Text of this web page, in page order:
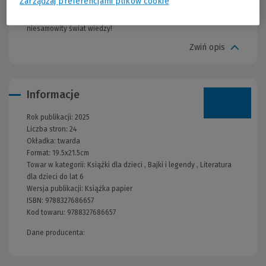
wspaniała propozycja dla rodziców, którzy razem z dziećmi
niesamowity świat wiedzy!
Zwiń opis
Informacje
Rok publikacji: 2025
Liczba stron: 24
Okładka:twarda
Format: 19.5x21.5cm
Towar w kategorii: Książki dla dzieci , Bajki i legendy , Literatura
dla dzieci do lat 6
Wersja publikacji: Książka papier
ISBN: 9788327686657
Kod towaru: 9788327686657
Dane producenta: